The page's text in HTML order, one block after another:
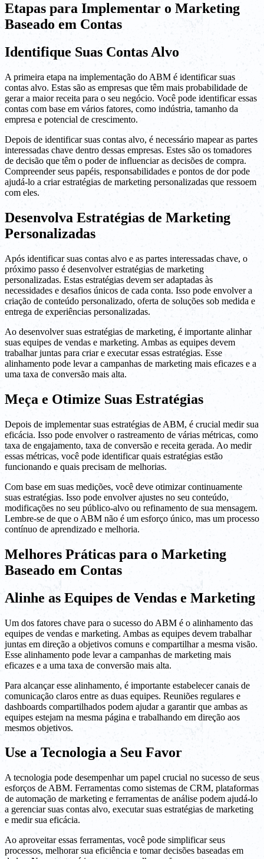
Etapas para Implementar o Marketing
Baseado em Contas
Identifique Suas Contas Alvo
A primeira etapa na implementação do ABM é identificar suas
contas alvo. Estas são as empresas que têm mais probabilidade de
gerar a maior receita para o seu negócio. Você pode identificar essas
contas com base em vários fatores, como indústria, tamanho da
empresa e potencial de crescimento.
Depois de identificar suas contas alvo, é necessário mapear as partes
interessadas chave dentro dessas empresas. Estes são os tomadores
de decisão que têm o poder de influenciar as decisões de compra.
Compreender seus papéis, responsabilidades e pontos de dor pode
ajudá-lo a criar estratégias de marketing personalizadas que ressoem
com eles.
Desenvolva Estratégias de Marketing
Personalizadas
Após identificar suas contas alvo e as partes interessadas chave, o
próximo passo é desenvolver estratégias de marketing
personalizadas. Estas estratégias devem ser adaptadas às
necessidades e desafios únicos de cada conta. Isso pode envolver a
criação de conteúdo personalizado, oferta de soluções sob medida e
entrega de experiências personalizadas.
Ao desenvolver suas estratégias de marketing, é importante alinhar
suas equipes de vendas e marketing. Ambas as equipes devem
trabalhar juntas para criar e executar essas estratégias. Esse
alinhamento pode levar a campanhas de marketing mais eficazes e a
uma taxa de conversão mais alta.
Meça e Otimize Suas Estratégias
Depois de implementar suas estratégias de ABM, é crucial medir sua
eficácia. Isso pode envolver o rastreamento de várias métricas, como
taxa de engajamento, taxa de conversão e receita gerada. Ao medir
essas métricas, você pode identificar quais estratégias estão
funcionando e quais precisam de melhorias.
Com base em suas medições, você deve otimizar continuamente
suas estratégias. Isso pode envolver ajustes no seu conteúdo,
modificações no seu público-alvo ou refinamento de sua mensagem.
Lembre-se de que o ABM não é um esforço único, mas um processo
contínuo de aprendizado e melhoria.
Melhores Práticas para o Marketing
Baseado em Contas
Alinhe as Equipes de Vendas e Marketing
Um dos fatores chave para o sucesso do ABM é o alinhamento das
equipes de vendas e marketing. Ambas as equipes devem trabalhar
juntas em direção a objetivos comuns e compartilhar a mesma visão.
Esse alinhamento pode levar a campanhas de marketing mais
eficazes e a uma taxa de conversão mais alta.
Para alcançar esse alinhamento, é importante estabelecer canais de
comunicação claros entre as duas equipes. Reuniões regulares e
dashboards compartilhados podem ajudar a garantir que ambas as
equipes estejam na mesma página e trabalhando em direção aos
mesmos objetivos.
Use a Tecnologia a Seu Favor
A tecnologia pode desempenhar um papel crucial no sucesso de seus
esforços de ABM. Ferramentas como sistemas de CRM, plataformas
de automação de marketing e ferramentas de análise podem ajudá-lo
a gerenciar suas contas alvo, executar suas estratégias de marketing
e medir sua eficácia.
Ao aproveitar essas ferramentas, você pode simplificar seus
processos, melhorar sua eficiência e tomar decisões baseadas em